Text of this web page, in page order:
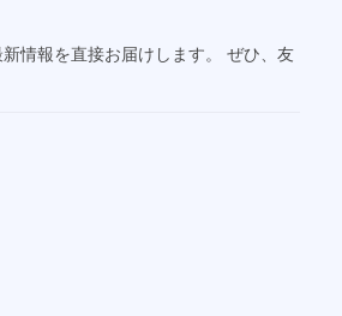
情報を直接お届けします。 ぜひ、友